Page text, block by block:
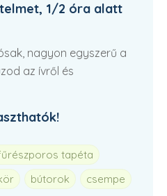
1/2 óra alatt
nagyon egyszerű a
az ívről és
tapéta
bútorok csempe